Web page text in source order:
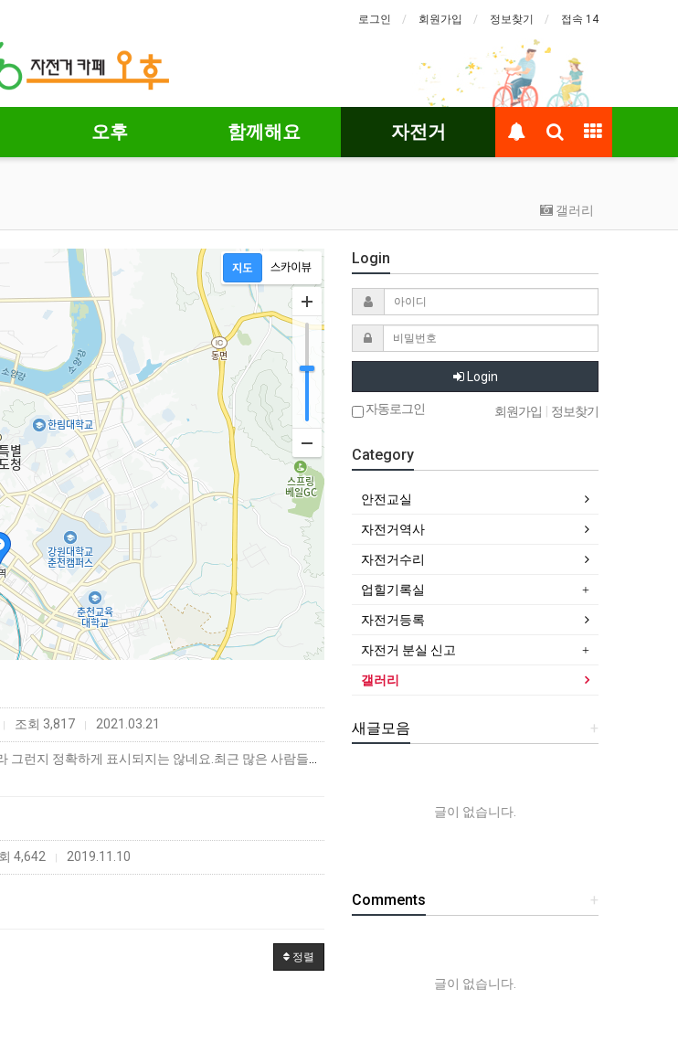
로그인 회원가입 정보찾기 접속 14
오후 함께해요 자전거
갤러리
| 조회 3,817 | 2021.03.21
4,642 | 2019.11.10
정렬
Login
Login
자동로그인 회원가입 정보찾기
Category
안전교실
자전거역사
자전거수리
업힐기록실
자전거등록
자전거 분실 신고
갤러리
+
새글모음
글이 없습니다.
+
Comments
글이 없습니다.